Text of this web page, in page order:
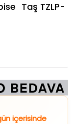
Taş TZLP-
içerisinde